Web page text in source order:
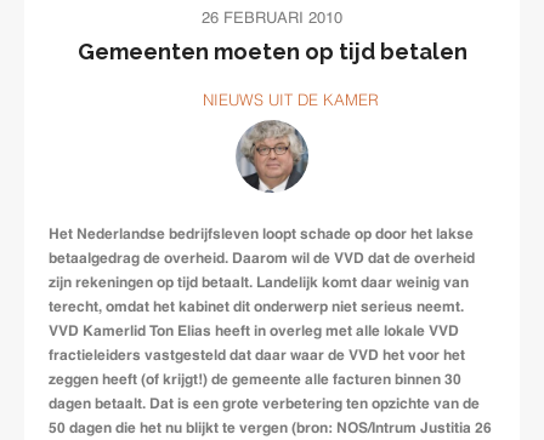
26 FEBRUARI 2010
Gemeenten moeten op tijd betalen
NIEUWS UIT DE KAMER
Het Nederlandse bedrijfsleven loopt schade op door het lakse
betaalgedrag de overheid. Daarom wil de VVD dat de overheid
zijn rekeningen op tijd betaalt. Landelijk komt daar weinig van
terecht, omdat het kabinet dit onderwerp niet serieus neemt.
VVD Kamerlid Ton Elias heeft in overleg met alle lokale VVD
fractieleiders vastgesteld dat daar waar de VVD het voor het
zeggen heeft (of krijgt!) de gemeente alle facturen binnen 30
dagen betaalt. Dat is een grote verbetering ten opzichte van de
50 dagen die het nu blijkt te vergen (bron: NOS/Intrum Justitia 26